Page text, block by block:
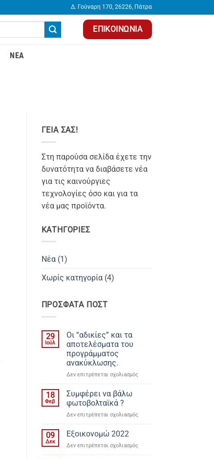
Δ. Γούναρη 170, 26226, Πάτρα
ΕΠΙΚΟΙΝΩΝΊΑ
ΝΈΑ
ΓΕΙΑ ΣΑΣ!
Στη παρούσα σελίδα έχετε την
δυνατότητα να διαβάσετε νέα
για τις καινούργιες
τεχνολογίες όσο και για τα
νέα μας προϊόντα.
KΑΤΗΓΟΡΊΕΣ
Νέα(1)
Χωρίς κατηγορία(4)
ΠΡΌΣΦΑΤΑ ΠΟΣΤ
29
Ιούλ
Οι “αδικίες” και τα
αποτελέσματα του
προγράμματος
ανακύκλωσης.
Δεν επιτρέπεται σχολιασμόςστο
αποτελέσματα
18
Φεβ
Συμφέρει να βάλω
φωτοβολταϊκά ?
Δεν επιτρέπεται σχολιασμόςστο
φωτοβολταϊκά
09
Δεκ
Εξοικονομώ 2022
Δεν επιτρέπεται σχολιασμόςστο